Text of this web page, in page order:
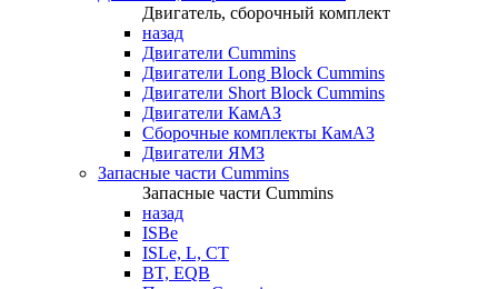
Двигатель, сборочный комплект
назад
Двигатели Cummins
Двигатели Long Bloсk Cummins
Двигатели Short Bloсk Cummins
Двигатели КамАЗ
Сборочные комплекты КамАЗ
Двигатели ЯМЗ
Запасные части Cummins
Запасные части Cummins
назад
ISBe
ISLe, L, CT
BT, EQB